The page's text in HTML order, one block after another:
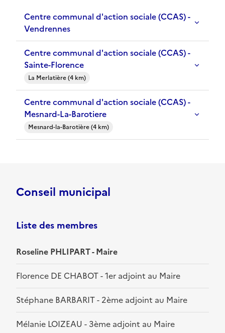
Centre communal d'action sociale (CCAS) -
Vendrennes
Centre communal d'action sociale (CCAS) -
Sainte-Florence
La Merlatière (4 km)
Centre communal d'action sociale (CCAS) -
Mesnard-La-Barotiere
Mesnard-la-Barotière (4 km)
Conseil municipal
Liste des membres
Roseline PHLIPART - Maire
Florence DE CHABOT - 1er adjoint au Maire
Stéphane BARBARIT - 2ème adjoint au Maire
Mélanie LOIZEAU - 3ème adjoint au Maire